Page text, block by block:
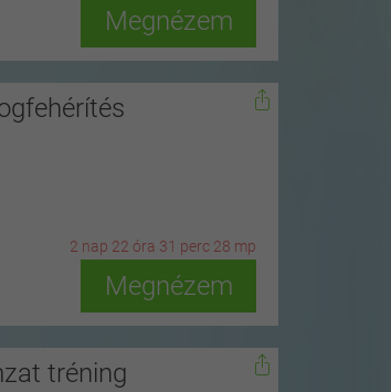
Megnézem
2 nap 22 óra 31 perc 27 mp
Megnézem
tréning